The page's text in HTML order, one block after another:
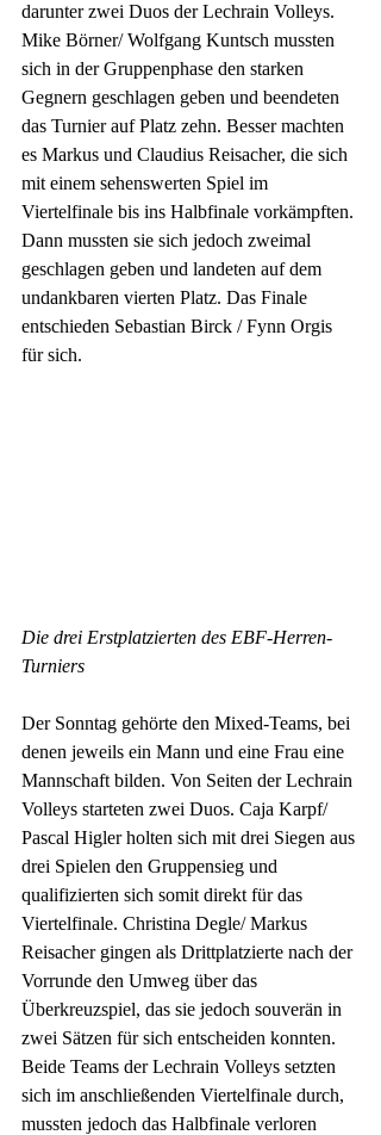
darunter zwei Duos der Lechrain Volleys.
Mike Börner/ Wolfgang Kuntsch mussten
sich in der Gruppenphase den starken
Gegnern geschlagen geben und beendeten
das Turnier auf Platz zehn. Besser machten
es Markus und Claudius Reisacher, die sich
mit einem sehenswerten Spiel im
Viertelfinale bis ins Halbfinale vorkämpften.
Dann mussten sie sich jedoch zweimal
geschlagen geben und landeten auf dem
undankbaren vierten Platz. Das Finale
entschieden Sebastian Birck / Fynn Orgis
für sich.
Die drei Erstplatzierten des EBF-Herren-
Turniers
Der Sonntag gehörte den Mixed-Teams, bei
denen jeweils ein Mann und eine Frau eine
Mannschaft bilden. Von Seiten der Lechrain
Volleys starteten zwei Duos. Caja Karpf/
Pascal Higler holten sich mit drei Siegen aus
drei Spielen den Gruppensieg und
qualifizierten sich somit direkt für das
Viertelfinale. Christina Degle/ Markus
Reisacher gingen als Drittplatzierte nach der
Vorrunde den Umweg über das
Überkreuzspiel, das sie jedoch souverän in
zwei Sätzen für sich entscheiden konnten.
Beide Teams der Lechrain Volleys setzten
sich im anschließenden Viertelfinale durch,
mussten jedoch das Halbfinale verloren